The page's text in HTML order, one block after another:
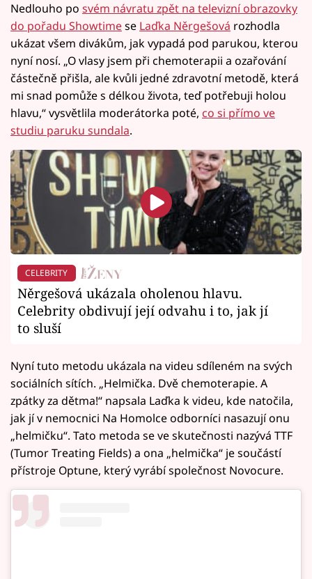
Nedlouho po svém návratu zpět na televizní obrazovky
do pořadu Showtimese Laďka Něrgešová rozhodla
ukázat všem divákům, jak vypadá pod parukou, kterou
nyní nosí. „O vlasy jsem při chemoterapii a ozařování
částečně přišla, ale kvůli jedné zdravotní metodě, která
mi snad pomůže s délkou života, teď potřebuji holou
hlavu,“ vysvětlila moderátorka poté, co si přímo ve
studiu paruku sundala.
CELEBRITY
Něrgešová ukázala oholenou hlavu.
Celebrity obdivují její odvahu i to, jak jí
to sluší
Nyní tuto metodu ukázala na videu sdíleném na svých
sociálních sítích. „Helmička. Dvě chemoterapie. A
zpátky za dětma!“ napsala Laďka k videu, kde natočila,
jak jí v nemocnici Na Homolce odborníci nasazují onu
„helmičku“. Tato metoda se ve skutečnosti nazývá TTF
(Tumor Treating Fields) a ona „helmička“ je součástí
přístroje Optune, který vyrábí společnost Novocure.